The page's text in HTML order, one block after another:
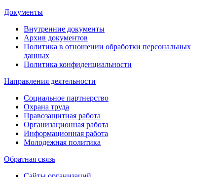
Документы
Внутренние документы
Архив документов
Политика в отношении обработки персональных
данных
Политика конфиденциальности
Направления деятельности
Социальное партнерство
Охрана труда
Правозащитная работа
Организационная работа
Информационная работа
Молодежная политика
Обратная связь